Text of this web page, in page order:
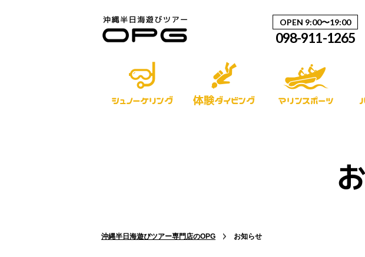
OPEN 9:00〜19:00
098-911-1265
シュノーケリング 体験ダイビング マリンスポーツ
沖縄半日海遊びツアー専門店のOPG お知らせ